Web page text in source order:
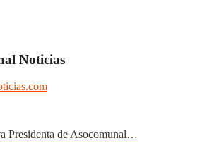
Noticias
Presidenta de Asocomunal…